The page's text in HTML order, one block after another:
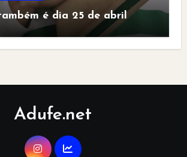
é dia 25 de abril
Adufe.net